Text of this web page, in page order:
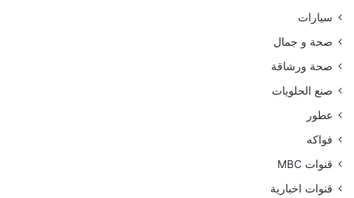
سيارات
صحة و جمال
صحة ورشاقة
صنع الحلويات
عطور
فواكه
قنوات MBC
قنوات اخبارية